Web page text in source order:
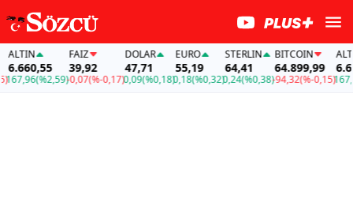
(%2,59)
FAİZ
39,92
-0,07(%-0,17)
DOLAR
47,71
0,09(%0,18)
EURO
55,19
0,18(%0,32)
STERLIN
64,41
0,24(%0,38)
BITCOIN
64.899,99
-94,32(%-0,15)
ALTIN
167,96